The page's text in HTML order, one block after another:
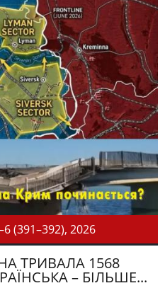
(391–392), 2026
ТРИВАЛА 1568
– БІЛЬШЕ...